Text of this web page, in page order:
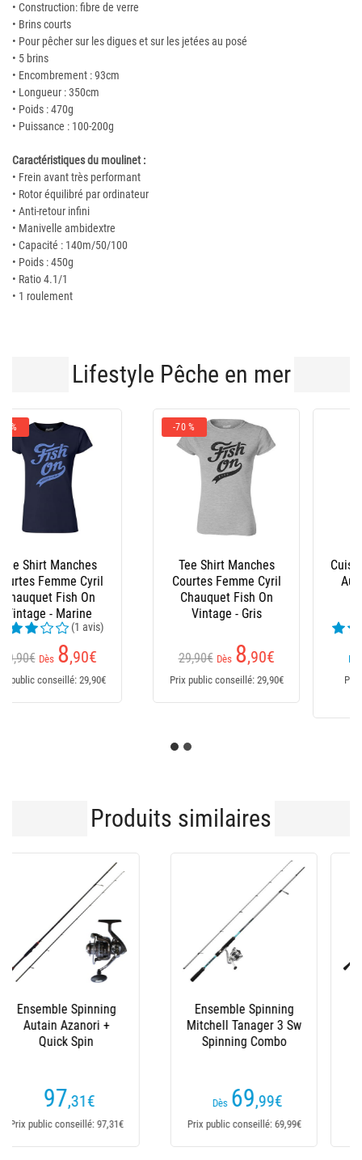
• Construction: fibre de verre
• Brins courts
• Pour pêcher sur les digues et sur les jetées au posé
• 5 brins
• Encombrement : 93cm
• Longueur : 350cm
• Poids : 470g
• Puissance : 100-200g
Caractéristiques du moulinet :
• Frein avant très performant
• Rotor équilibré par ordinateur
• Anti-retour infini
• Manivelle ambidextre
• Capacité : 140m/50/100
• Poids : 450g
• Ratio 4.1/1
• 1 roulement
Lifestyle Pêche en mer
Cuissardes Neoprene
Autain - Semelles
Caoutchouc
Dès 114
Prix public conseillé:
Waders Neoprene
Autain - Demi
Semelles Feutre
Dès 152
Prix public conseillé:
Produits similaires
Ensemble Spinning
Daiwa Set Lag
01/02/03/04/05
Dès 74
Prix public conseillé: 94€
Ensemble Scratch
Tackle Combo
Escaper Spinning
Dès 69,90
Prix public conseillé: 69,90€